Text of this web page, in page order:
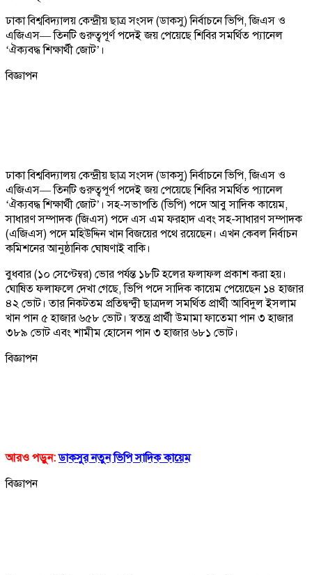
ঢাকা বিশ্ববিদ্যালয় কেন্দ্রীয় ছাত্র সংসদ (ডাকসু) নির্বাচনে ভিপি, জিএস ও
এজিএস— তিনটি গুরুত্বপূর্ণ পদেই জয় পেয়েছে শিবির সমর্থিত প্যানেল
‘ঐক্যবদ্ধ শিক্ষার্থী জোট’।
বিজ্ঞাপন
ঢাকা বিশ্ববিদ্যালয় কেন্দ্রীয় ছাত্র সংসদ (ডাকসু) নির্বাচনে ভিপি, জিএস ও
এজিএস— তিনটি গুরুত্বপূর্ণ পদেই জয় পেয়েছে শিবির সমর্থিত প্যানেল
‘ঐক্যবদ্ধ শিক্ষার্থী জোট’। সহ-সভাপতি (ভিপি) পদে আবু সাদিক কায়েম,
সাধারণ সম্পাদক (জিএস) পদে এস এম ফরহাদ এবং সহ-সাধারণ সম্পাদক
(এজিএস) পদে মহিউদ্দিন খান বিজয়ের পথে রয়েছেন। এখন কেবল নির্বাচন
কমিশনের আনুষ্ঠানিক ঘোষণাই বাকি।
বুধবার (১০ সেপ্টেম্বর) ভোর পর্যন্ত ১৮টি হলের ফলাফল প্রকাশ করা হয়।
ঘোষিত ফলাফলে দেখা গেছে, ভিপি পদে সাদিক কায়েম পেয়েছেন ১৪ হাজার
৪২ ভোট। তার নিকটতম প্রতিদ্বন্দ্বী ছাত্রদল সমর্থিত প্রার্থী আবিদুল ইসলাম
খান পান ৫ হাজার ৬৫৮ ভোট। স্বতন্ত্র প্রার্থী উমামা ফাতেমা পান ৩ হাজার
৩৮৯ ভোট এবং শামীম হোসেন পান ৩ হাজার ৬৮১ ভোট।
বিজ্ঞাপন
আরও পড়ুন: ডাকসুর নতুন ভিপি সাদিক কায়েম
বিজ্ঞাপন